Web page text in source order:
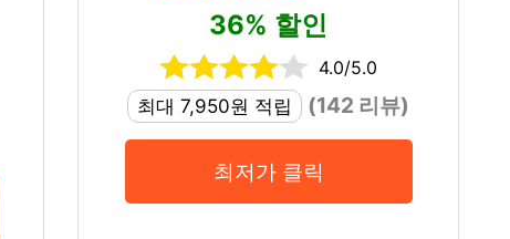
36% 할인
4.0/5.0
최대 7,950원 적립
(142 리뷰)
최저가 클릭